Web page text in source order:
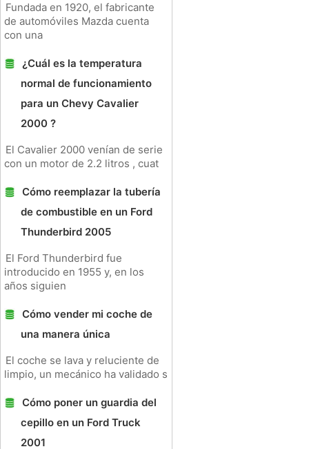
Fundada en 1920, el fabricante
de automóviles Mazda cuenta
con una
¿Cuál es la temperatura
normal de funcionamiento
para un Chevy Cavalier
2000 ?
El Cavalier 2000 venían de serie
con un motor de 2.2 litros , cuat
Cómo reemplazar la tubería
de combustible en un Ford
Thunderbird 2005
El Ford Thunderbird fue
introducido en 1955 y, en los
años siguien
Cómo vender mi coche de
una manera única
El coche se lava y reluciente de
limpio, un mecánico ha validado s
Cómo poner un guardia del
cepillo en un Ford Truck
2001